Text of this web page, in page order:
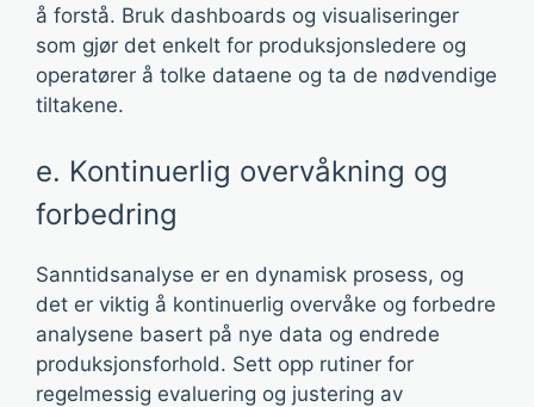
å forstå. Bruk dashboards og visualiseringer
som gjør det enkelt for produksjonsledere og
operatører å tolke dataene og ta de nødvendige
tiltakene.
e. Kontinuerlig overvåkning og
forbedring
Sanntidsanalyse er en dynamisk prosess, og
det er viktig å kontinuerlig overvåke og forbedre
analysene basert på nye data og endrede
produksjonsforhold. Sett opp rutiner for
regelmessig evaluering og justering av